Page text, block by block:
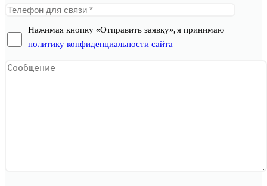
Нажимая кнопку «Отправить заявку», я принимаю
политику конфиденциальности сайта